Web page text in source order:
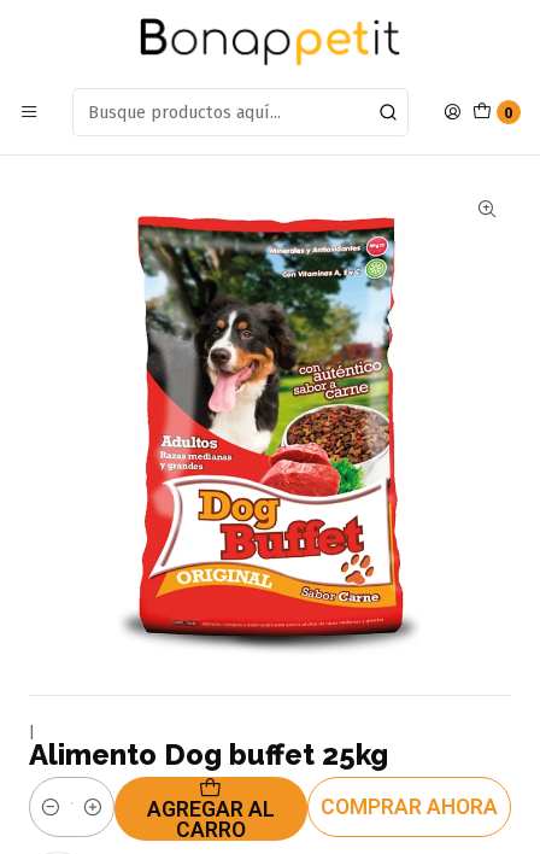
0
Estamos en: Antumalal 612, Quilicura Míranos en Maps
Adulto Raza Mediana y Grande
Sacos 20kg
Alimento Dog buffet 25kg
Alimento Dog buffet 25kg
Cantidad
AGREGAR AL
CARRO
COMPRAR AHORA